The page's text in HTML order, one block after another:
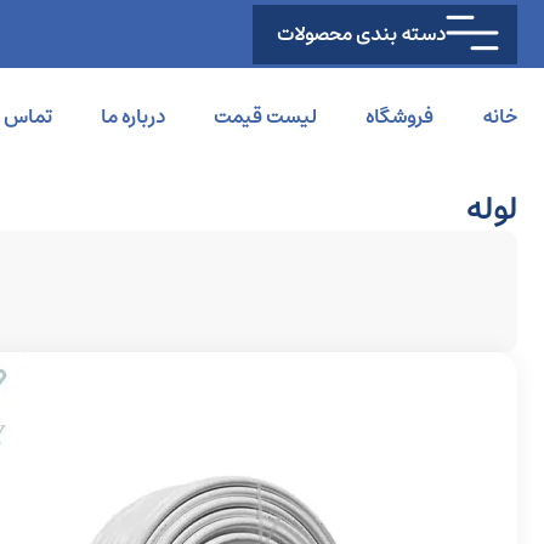
دسته بندی محصولات
خانه فروشگاه لیست قیمت درباره ما تماس
لوله